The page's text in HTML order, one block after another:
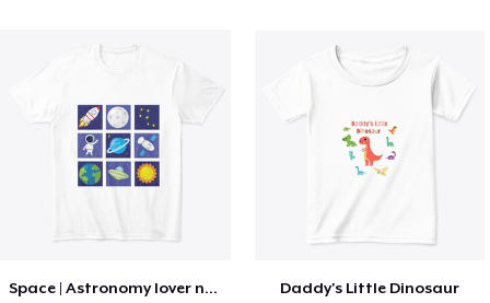
Space | Astronomy lover nice summer tee Daddy's Little Dinosaur